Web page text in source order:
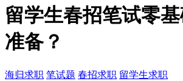
留学生春招笔试零
准备？
海归求职 笔试题 春招求职 留学生求职